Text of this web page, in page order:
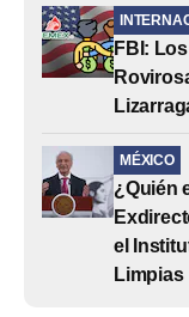
FBI:
MÉXICO
¿Quién
el
Limpias